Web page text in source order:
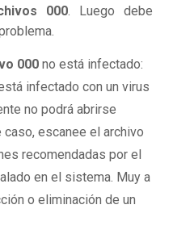
000. Luego debe
000 no está infectado:
infectado con un virus
no podrá abrirse
escanee el archivo
recomendadas por el
en el sistema. Muy a
o eliminación de un